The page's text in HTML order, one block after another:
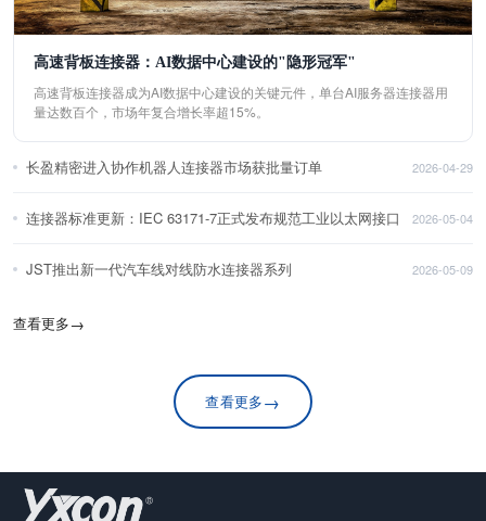
高速背板连接器：AI数据中心建设的"隐形冠军"
高速背板连接器成为AI数据中心建设的关键元件，单台AI服务器连接器用
量达数百个，市场年复合增长率超15%。
长盈精密进入协作机器人连接器市场获批量订单 2026-04-29
连接器标准更新：IEC 63171-7正式发布规范工业以太网接口 2026-05-04
JST推出新一代汽车线对线防水连接器系列 2026-05-09
查看更多→
查看更多→